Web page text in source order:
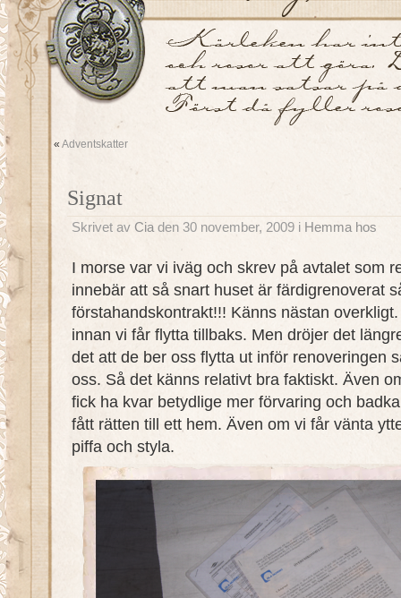
« Adventskatter
Signat
Skrivet av Cia den 30 november, 2009 i Hemma hos
I morse var vi iväg och skrev på avtalet som
innebär att så snart huset är färdigrenoverat
förstahandskontrakt!!! Känns nästan
innan vi får flytta tillbaks. Men dröjer det
det att de ber oss flytta ut inför renoveringen
oss. Så det känns relativt bra faktiskt. Även
fick ha kvar betydlige mer förvaring och
fått rätten till ett hem. Även om vi får vänta
piffa och styla.